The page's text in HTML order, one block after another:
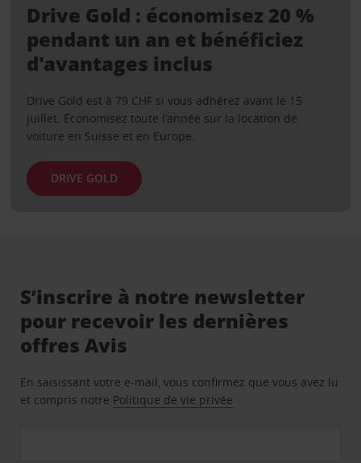
Drive Gold : économisez 20 %
pendant un an et bénéficiez
d'avantages inclus
Drive Gold est à 79 CHF si vous adhérez avant le 15
juillet. Économisez toute l’année sur la location de
voiture en Suisse et en Europe.
DRIVE GOLD
S’inscrire à notre newsletter
pour recevoir les dernières
offres Avis
En saisissant votre e-mail, vous confirmez que vous avez lu
et compris notre Politique de vie privée